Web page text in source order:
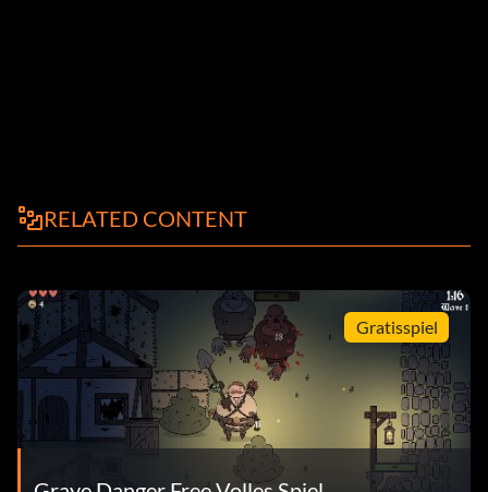
RELATED CONTENT
Gratisspiel